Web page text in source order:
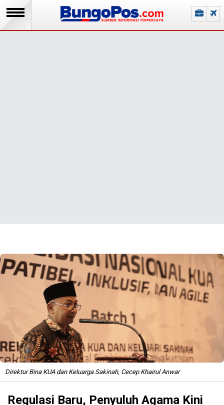
Direktur Bina KUA dan Keluarga Sakinah, Cecep Khairul Anwar
Regulasi Baru, Penyuluh Agama Kini